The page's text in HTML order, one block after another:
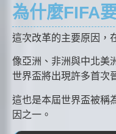
為什麼FIFA
這次改革的主要原因，
像亞洲、非洲與中北美
世界盃將出現許多首次
這也是本屆世界盃被稱
因之一。